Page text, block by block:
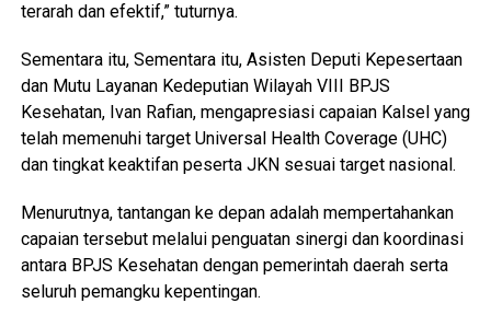
terarah dan efektif,” tuturnya.
Sementara itu, Sementara itu, Asisten Deputi Kepesertaan
dan Mutu Layanan Kedeputian Wilayah VIII BPJS
Kesehatan, Ivan Rafian, mengapresiasi capaian Kalsel yang
telah memenuhi target Universal Health Coverage (UHC)
dan tingkat keaktifan peserta JKN sesuai target nasional.
Menurutnya, tantangan ke depan adalah mempertahankan
capaian tersebut melalui penguatan sinergi dan koordinasi
antara BPJS Kesehatan dengan pemerintah daerah serta
seluruh pemangku kepentingan.